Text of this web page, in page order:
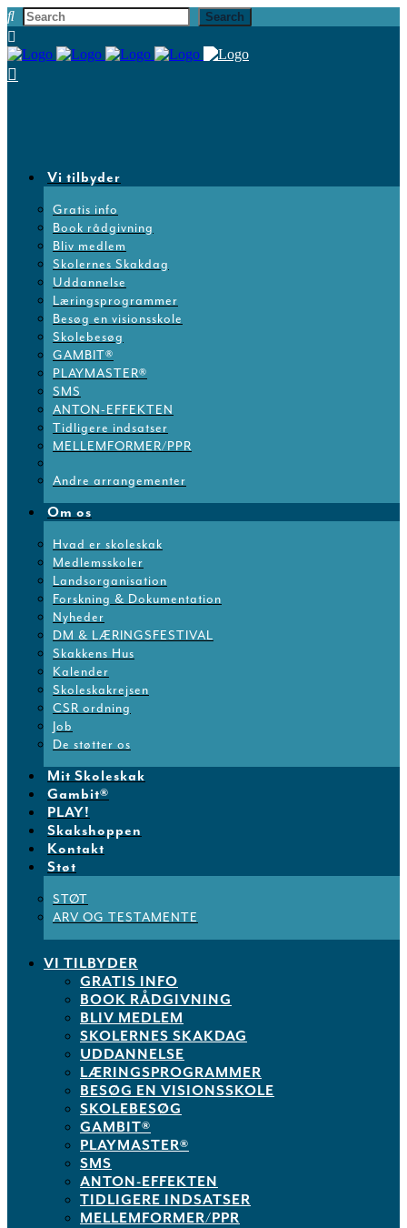
Vi tilbyder
Gratis info
Book rådgivning
Bliv medlem
Skolernes Skakdag
Uddannelse
Læringsprogrammer
Besøg en visionsskole
Skolebesøg
GAMBIT®
PLAYMASTER®
SMS
ANTON-EFFEKTEN
Tidligere indsatser
MELLEMFORMER/PPR
Andre arrangementer
Om os
Hvad er skoleskak
Medlemsskoler
Landsorganisation
Forskning & Dokumentation
Nyheder
DM & LÆRINGSFESTIVAL
Skakkens Hus
Kalender
Skoleskakrejsen
CSR ordning
Job
De støtter os
Mit Skoleskak
Gambit®
PLAY!
Skakshoppen
Kontakt
Støt
STØT
ARV OG TESTAMENTE
VI TILBYDER
GRATIS INFO
BOOK RÅDGIVNING
BLIV MEDLEM
SKOLERNES SKAKDAG
UDDANNELSE
LÆRINGSPROGRAMMER
BESØG EN VISIONSSKOLE
SKOLEBESØG
GAMBIT®
PLAYMASTER®
SMS
ANTON-EFFEKTEN
TIDLIGERE INDSATSER
MELLEMFORMER/PPR